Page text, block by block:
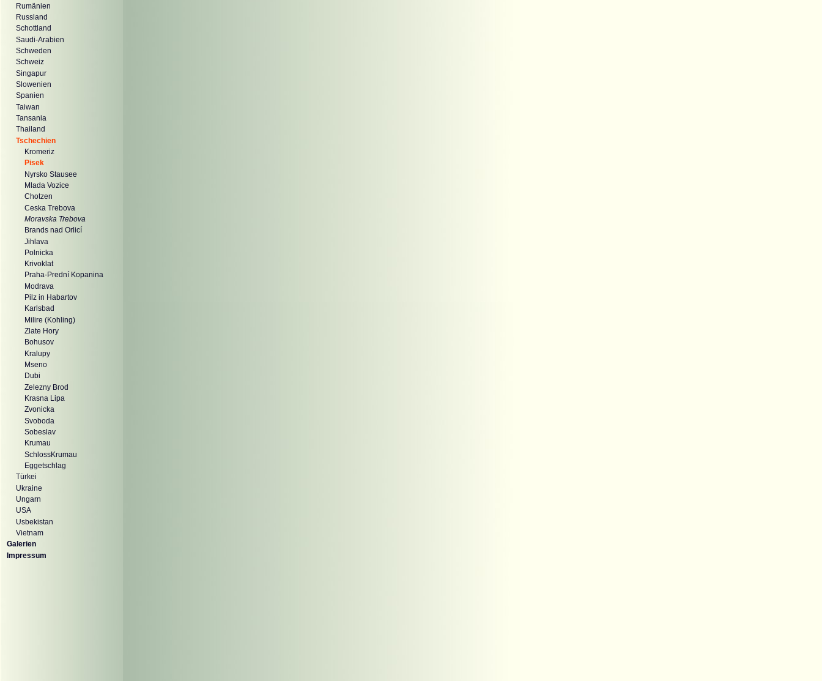
Rumänien
Russland
Schottland
Saudi-Arabien
Schweden
Schweiz
Singapur
Slowenien
Spanien
Taiwan
Tansania
Thailand
Tschechien
Kromeriz
Pisek
Nyrsko Stausee
Mlada Vozice
Chotzen
Ceska Trebova
Moravska Trebova
Brands nad Orlicí
Jihlava
Polnicka
Krivoklat
Praha-Prední Kopanina
Modrava
Pilz in Habartov
Karlsbad
Milire (Kohling)
Zlate Hory
Bohusov
Kralupy
Mseno
Dubi
Zelezny Brod
Krasna Lipa
Zvonicka
Svoboda
Sobeslav
Krumau
SchlossKrumau
Eggetschlag
Türkei
Ukraine
Ungarn
USA
Usbekistan
Vietnam
Galerien
Impressum